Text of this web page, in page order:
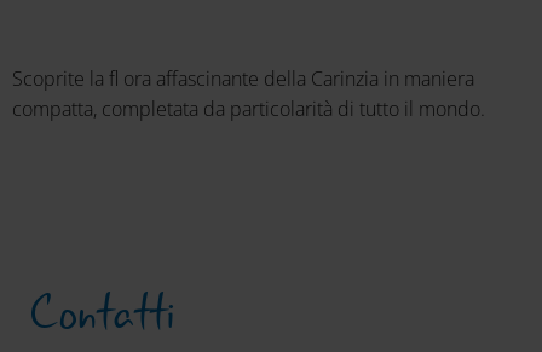
Scoprite la ﬂ ora affascinante della Carinzia in maniera
compatta, completata da particolarità di tutto il mondo.
Contatti